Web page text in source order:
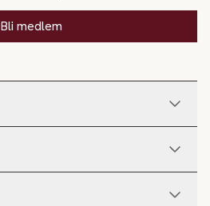
Bli medlem